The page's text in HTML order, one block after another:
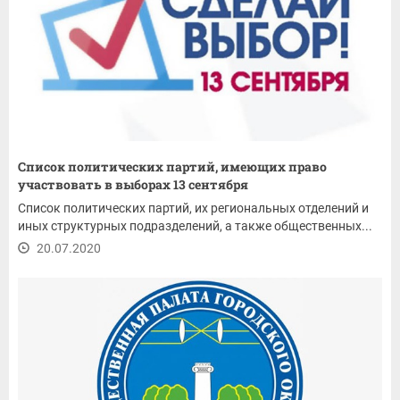
Список политических партий, имеющих право
участвовать в выборах 13 сентября
Список политических партий, их региональных отделений и
иных структурных подразделений, а также общественных...
20.07.2020